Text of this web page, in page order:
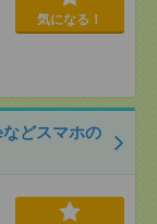
気になる！
どスマホの